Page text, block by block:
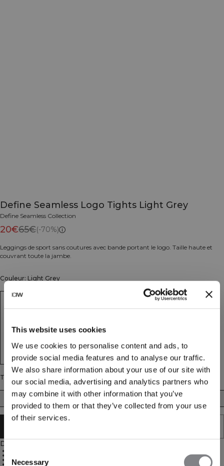
This website uses cookies
We use cookies to personalise content and ads, to
provide social media features and to analyse our traffic.
We also share information about your use of our site with
our social media, advertising and analytics partners who
may combine it with other information that you’ve
provided to them or that they’ve collected from your use
of their services.
Consent
Selection
Necessary
Define Seamless Logo Tights Light Grey
Define Seamless Collection
20€65€(-70%)
Leggings de sport sans coutures avec bande portant le logo. Taille haute et
couvrant toute la jambe.
Couleur: Light Grey
Taille
XS S M L XL
Description
ICIW logo elastic band at waist with silicone stripe for a perfect fit
4-way stretch
92% Recycled Nylon, 8% Spandex